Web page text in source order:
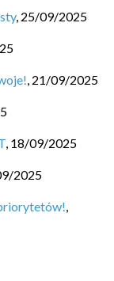
, 25/09/2025
, 21/09/2025
, 18/09/2025
2025
,